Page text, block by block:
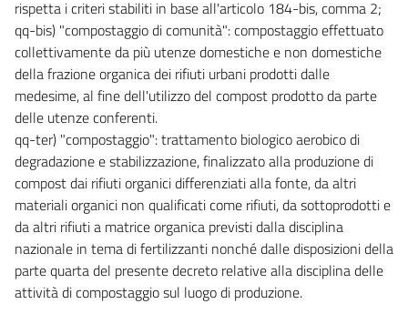
124
125
126
127
CONTROLLO DEGLI SCARICHI
128
129
130
131
132
TITOLO V
rispetta i criteri stabiliti in base all'articolo 184-bis, comma 2;
qq-bis) "compostaggio di comunità": compostaggio effettuato
collettivamente da più utenze domestiche e non domestiche
della frazione organica dei rifiuti urbani prodotti dalle
medesime, al fine dell'utilizzo del compost prodotto da parte
delle utenze conferenti.
qq-ter) "compostaggio": trattamento biologico aerobico di
degradazione e stabilizzazione, finalizzato alla produzione di
compost dai rifiuti organici differenziati alla fonte, da altri
materiali organici non qualificati come rifiuti, da sottoprodotti e
da altri rifiuti a matrice organica previsti dalla disciplina
nazionale in tema di fertilizzanti nonché dalle disposizioni della
parte quarta del presente decreto relative alla disciplina delle
attività di compostaggio sul luogo di produzione.